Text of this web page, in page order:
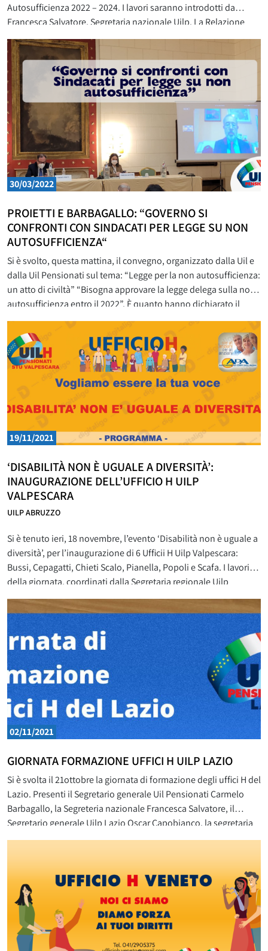
Autosufficienza 2022 – 2024. I lavori saranno introdotti da
Francesca Salvatore, Segretaria nazionale Uilp. La Relazione
sarà a cura di Domenico Proietti, Segretario confederale Uil.
Interverrà Paolo Onelli del Ministero del Lavoro, I
30/03/2022
PROIETTI E BARBAGALLO: “GOVERNO SI
CONFRONTI CON SINDACATI PER LEGGE SU NON
AUTOSUFFICIENZA“
Si è svolto, questa mattina, il convegno, organizzato dalla Uil e
dalla Uil Pensionati sul tema: “Legge per la non autosufficienza:
un atto di civiltà” “Bisogna approvare la legge delega sulla non
autosufficienza entro il 2022”. È quanto hanno dichiarato il
Segretario confederale della Uil, Domenico Proietti, e il
Segretario generale della Uilp, Carmelo Barbagallo.
19/11/2021
‘DISABILITÀ NON È UGUALE A DIVERSITÀ’:
INAUGURAZIONE DELL’UFFICIO H UILP
VALPESCARA
UILP ABRUZZO
Si è tenuto ieri, 18 novembre, l’evento ‘Disabilità non è uguale a
diversità’, per l’inaugurazione di 6 Ufficii H Uilp Valpescara:
Bussi, Cepagatti, Chieti Scalo, Pianella, Popoli e Scafa. I lavori
della giornata, coordinati dalla Segretaria regionale Uilp
Abruzzo Germana Temporin e cui hanno partecipato il
Segretario generale Uil Abruzzo Michele Lombardo, i segretari
responsabili
02/11/2021
GIORNATA FORMAZIONE UFFICI H UILP LAZIO
Si è svolta il 21ottobre la giornata di formazione degli uffici H del
Lazio. Presenti il Segretario generale Uil Pensionati Carmelo
Barbagallo, la Segreteria nazionale Francesca Salvatore, il
Segretario generale Uilp Lazio Oscar Capobianco, la segretaria
regionale Maria Carla Pucci, il responsabile regionale UilP H